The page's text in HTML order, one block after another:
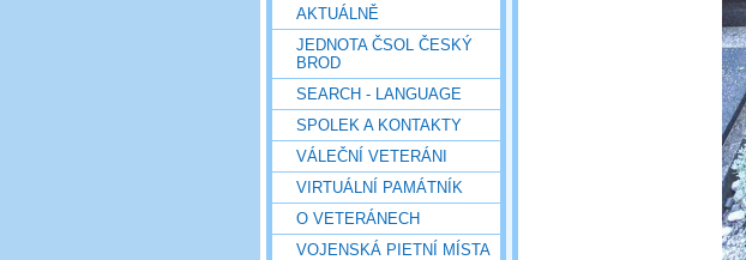
AKTUÁLNĚ
JEDNOTA ČSOL ČESKÝ
BROD
SEARCH - LANGUAGE
SPOLEK A KONTAKTY
VÁLEČNÍ VETERÁNI
VIRTUÁLNÍ PAMÁTNÍK
O VETERÁNECH
VOJENSKÁ PIETNÍ MÍSTA